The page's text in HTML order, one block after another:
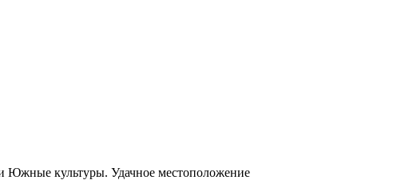
Южные культуры. Удачное местоположение